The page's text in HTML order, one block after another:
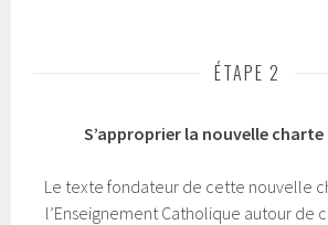
ÉTAPE 2
S’approprier la nouvelle
Le texte fondateur de cette nouvelle
l’Enseignement Catholique autour de